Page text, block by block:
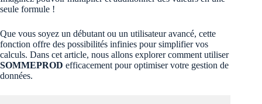
seule formule !
Que vous soyez un débutant ou un utilisateur avancé, cette
fonction offre des possibilités infinies pour simplifier vos
calculs. Dans cet article, nous allons explorer comment utiliser
SOMMEPROD efficacement pour optimiser votre gestion de
données.